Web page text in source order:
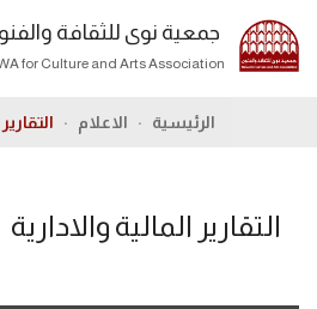
جمعية نوى للثقافة
for Culture and Arts Association
الرئيسية الاعلام
التقارير المالية والادارية